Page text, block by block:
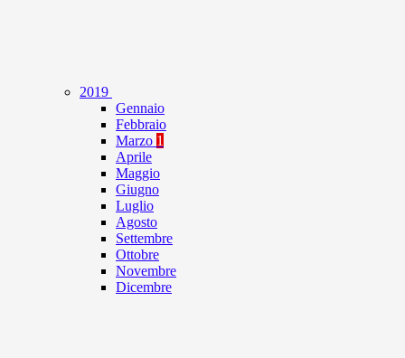
2019
Gennaio
Febbraio
Marzo 1
Aprile
Maggio
Giugno
Luglio
Agosto
Settembre
Ottobre
Novembre
Dicembre